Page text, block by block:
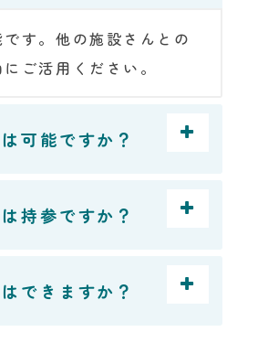
す。他の施設さんとの
ご活用ください。
可能ですか？
持参ですか？
できますか？